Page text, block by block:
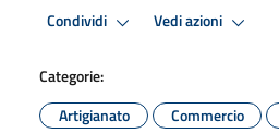
Condividi Vedi azioni
Categorie:
Artigianato
Commercio